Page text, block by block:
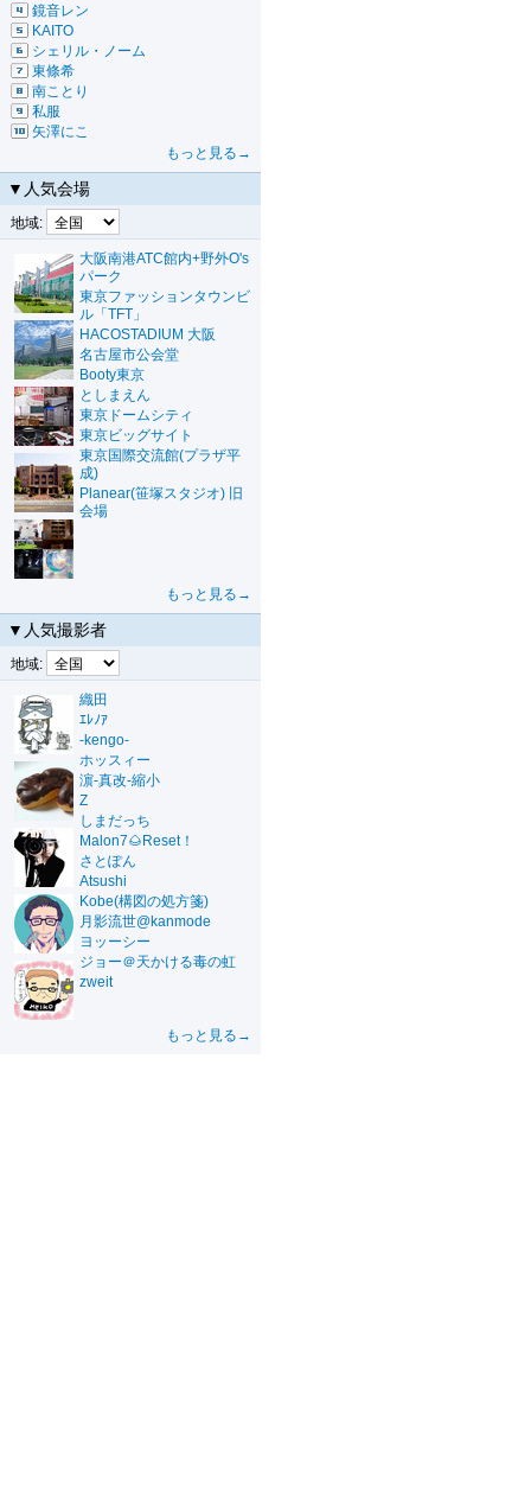
鏡音レン
KAITO
シェリル・ノーム
東條希
南ことり
私服
矢澤にこ
もっと見る→
▼人気会場
地域:
大阪南港ATC館内+野外O's
パーク
東京ファッションタウンビ
ル「TFT」
HACOSTADIUM 大阪
名古屋市公会堂
Booty東京
としまえん
東京ドームシティ
東京ビッグサイト
東京国際交流館(プラザ平
成)
Planear(笹塚スタジオ) 旧
会場
もっと見る→
▼人気撮影者
地域:
織田
ｴﾚﾉｱ
-kengo-
ホッスィー
濵-真改-縮小
Z
しまだっち
Malon7🌰Reset！
さとぽん
Atsushi
Kobe(構図の処方箋)
月影流世@kanmode
ヨッーシー
ジョー＠天かける毒の虹
zweit
もっと見る→